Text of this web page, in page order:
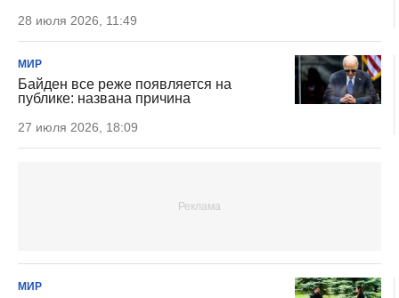
28 июля 2026, 11:49
МИР
Байден все реже появляется на
публике: названа причина
27 июля 2026, 18:09
МИР